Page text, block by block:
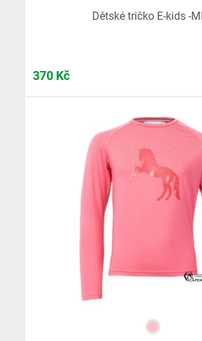
Dětské tričko E-kids -
370 Kč